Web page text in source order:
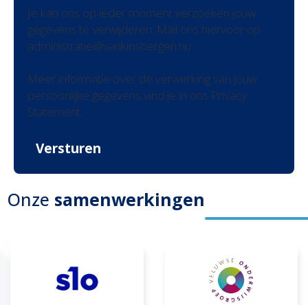
Je kan ons op ieder moment verzoeken jouw
gegevens te verwijderen. Mail ons hiervoor op
administratie@vankinsbergen.nu
Meer informatie over de verwerking van jouw
persoonlijke gegevens vind je in ons Privacy
Statement.
Versturen
Onze samenwerkingen